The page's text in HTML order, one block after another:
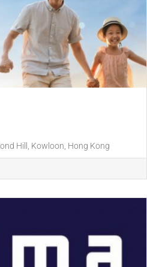
Hill, Kowloon, Hong Kong